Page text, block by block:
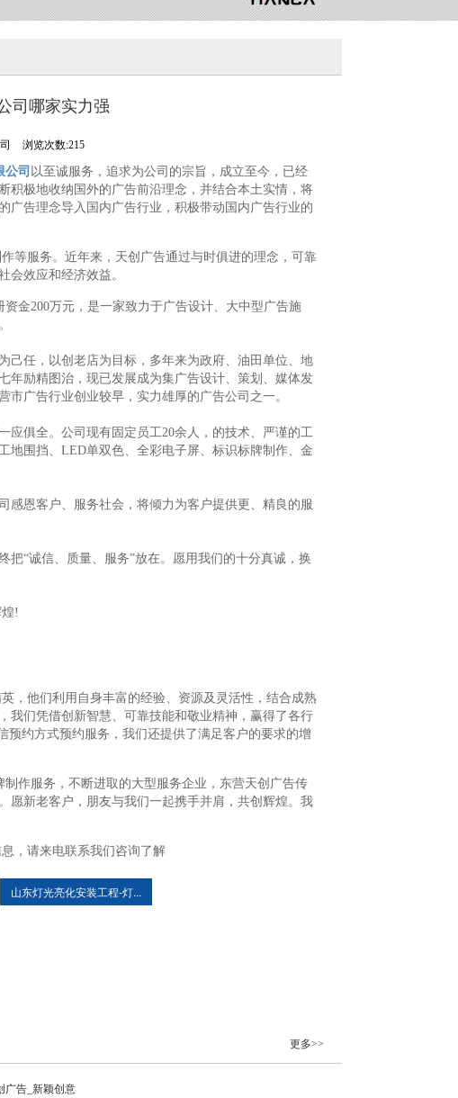
司哪家实力强
浏览次数:215
司 以至诚服务，追求为公司的宗旨，成立至今，已经
积极地收纳国外的广告前沿理念，并结合本土实情，将
广告理念导入国内广告行业，积极带动国内广告行业的
等服务。近年来，天创广告通过与时俱进的理念，可靠
会效应和经济效益。
金200万元，是一家致力于广告设计、大中型广告施
己任，以创老店为目标，多年来为政府、油田单位、地
年励精图治，现已发展成为集广告设计、策划、媒体发
广告行业创业较早，实力雄厚的广告公司之一。
应俱全。公司现有固定员工20余人，的技术、严谨的工
地围挡、LED单双色、全彩电子屏、标识标牌制作、金
感恩客户、服务社会，将倾力为客户提供更、精良的服
把“诚信、质量、服务”放在。愿用我们的十分真诚，换
!
，他们利用自身丰富的经验、资源及灵活性，结合成熟
我们凭借创新智慧、可靠技能和敬业精神，赢得了各行
预约方式预约服务，我们还提供了满足客户的要求的增
作服务，不断进取的大型服务企业，东营天创广告传
愿新老客户，朋友与我们一起携手并肩，共创辉煌。我
，请来电联系我们咨询了解
山东灯光亮化安装工程-灯...
更多>>
广告_新颖创意